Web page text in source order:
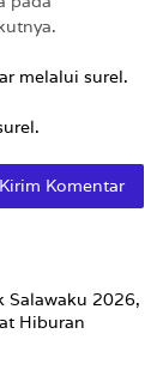
melalui surel.
Salawaku 2026,
Hiburan